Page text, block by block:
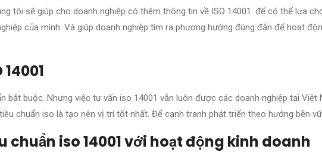
tôi sẽ giúp cho doanh nghiệp có thêm thông tin về ISO 14001. để có thể lựa
của mình. Và giúp doanh nghiệp tìm ra phương hướng đúng đắn để hoạt
bắt buộc. Nhưng việc tư vấn iso 14001 vẫn luôn được các doanh nghiệp tại Việt
chuẩn iso là tạo nên vị trí tốt nhất. Để cạnh tranh phát triển theo hướng bền
chuẩn iso 14001 với hoạt động kinh doanh